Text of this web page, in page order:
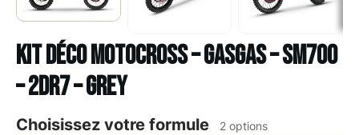
Kit déco Motocross – GASGAS – SM700
– 2DR7 – GREY
Choisissez votre formule 2 options